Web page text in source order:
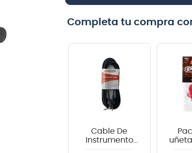
Completa tu compra
Cable De
Instrumento